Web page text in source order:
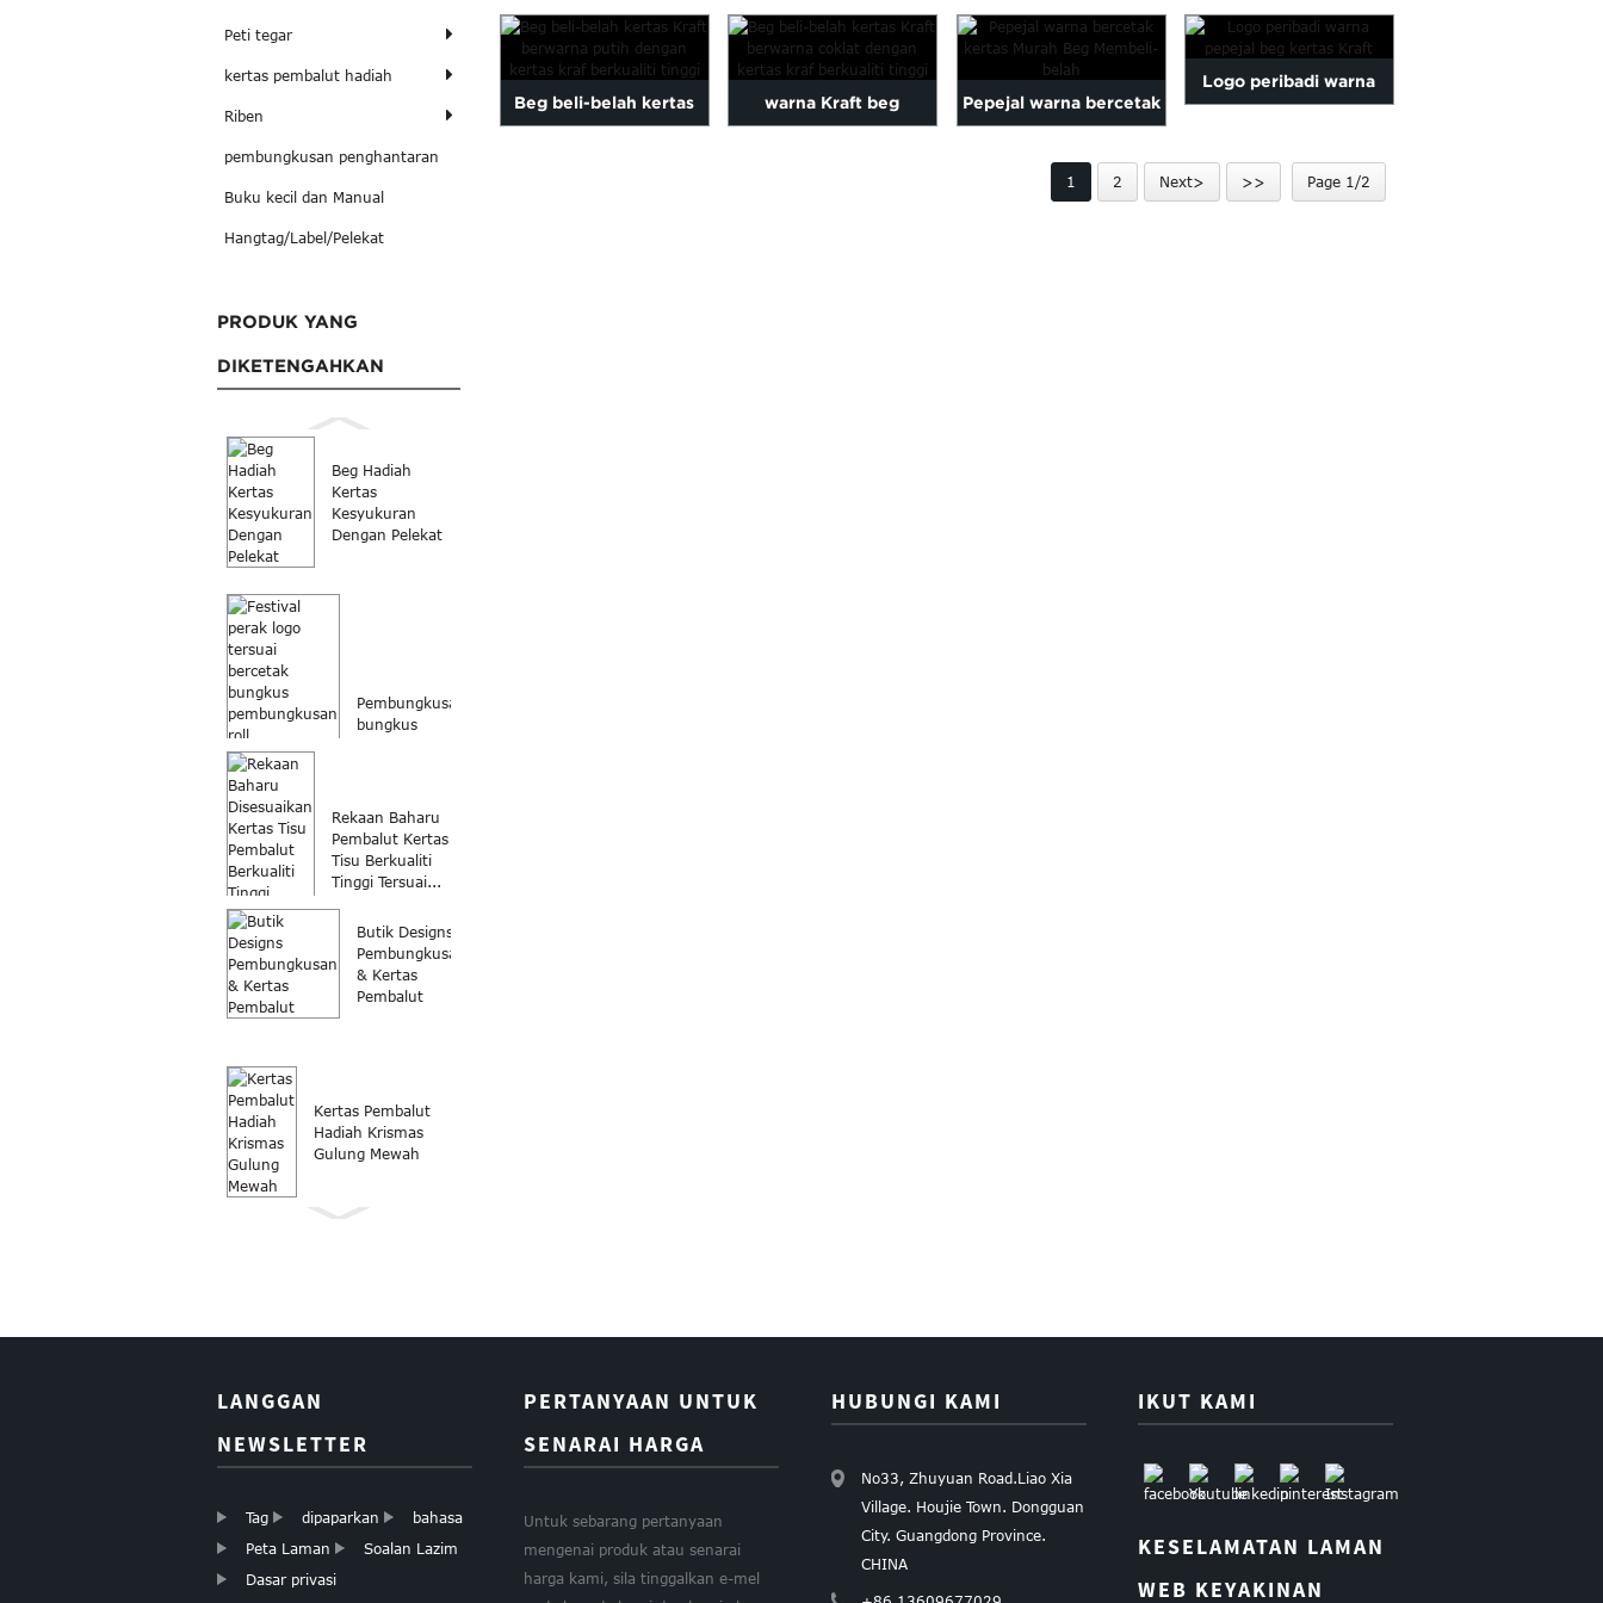
Peti tegar
kertas pembalut hadiah
Riben
pembungkusan penghantaran
Buku kecil dan Manual
Hangtag/Label/Pelekat
PRODUK YANG
DIKETENGAHKAN
Beg Hadiah
Kertas
Kesyukuran
Dengan Pelekat
Pembungkusan
bungkus
Rekaan Baharu
Pembalut Kertas
Tisu Berkualiti
Tinggi Tersuai...
Butik Designs
Pembungkusan
& Kertas
Pembalut
Kertas Pembalut
Hadiah Krismas
Gulung Mewah
Kertas Wapping
Kertas Hadiah
KERTAS TISU
2022 Jenama Baru
Untuk Merry Chr...
Mewah Hijau Dengan
Logo Kerajang Panas
Perkhidmatan selepas
Bahan Eco Friendly W ...
coklat beg kertas kraft
untuk membeli-belah ...
Beg beli-belah kertas warna Kraft beg Pepejal warna bercetak
Membeli-belah
Logo peribadi warna
1 2 Next> >> Page 1/2
LANGGAN
NEWSLETTER
Tag dipaparkan
bahasa
Peta Laman
Soalan Lazim
Dasar privasi
PERTANYAAN UNTUK
SENARAI HARGA
Untuk sebarang pertanyaan
mengenai produk atau senarai
harga kami, sila tinggalkan e-mel
HUBUNGI KAMI
No33, Zhuyuan Road.Liao Xia
Village. Houjie Town. Dongguan
City. Guangdong Province.
CHINA
IKUT KAMI
KESELAMATAN LAMAN
WEB KEYAKINAN